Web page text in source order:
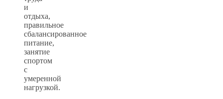
и
отдыха,
правильное
сбалансированное
питание,
занятие
спортом
с
умеренной
нагрузкой.